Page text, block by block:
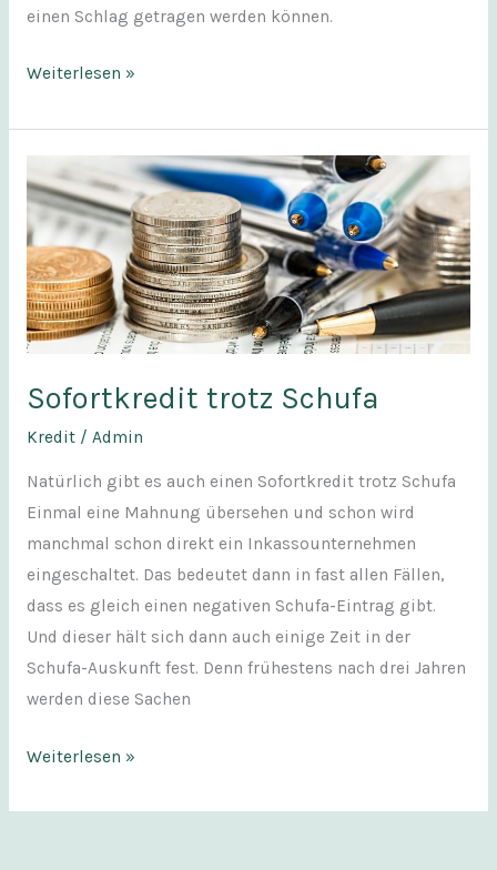
einen Schlag getragen werden können.
Weiterlesen »
Sofortkredit trotz Schufa
Kredit/ Admin
Natürlich gibt es auch einen Sofortkredit trotz Schufa
Einmal eine Mahnung übersehen und schon wird
manchmal schon direkt ein Inkassounternehmen
eingeschaltet. Das bedeutet dann in fast allen Fällen,
dass es gleich einen negativen Schufa-Eintrag gibt.
Und dieser hält sich dann auch einige Zeit in der
Schufa-Auskunft fest. Denn frühestens nach drei Jahren
werden diese Sachen
Sofortkredit
trotz
Schufa
Weiterlesen »